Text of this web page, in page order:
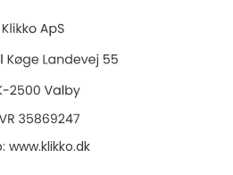
www.klikko.dk